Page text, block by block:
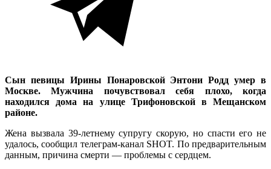
Сын певицы Ирины Понаровской Энтони Родд умер в
Москве. Мужчина почувствовал себя плохо, когда
находился дома на улице Трифоновской в Мещанском
районе.
Жена вызвала 39-летнему супругу скорую, но спасти его не
удалось, сообщил телеграм-канал SHOT. По предварительным
данным, причина смерти — проблемы с сердцем.